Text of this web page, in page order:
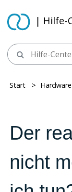
| Hilfe-
Start > ​ Hardware
Der
nicht